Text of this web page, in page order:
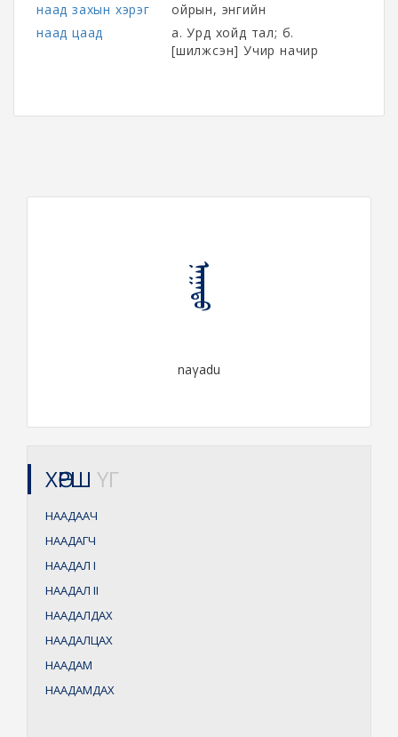
наад захын хэрэг
ойрын, энгийн
наад цаад
а. Урд хойд тал; б.
[шилжсэн] Учир начир
ᠨᠠᠭᠠᠳᠤ
naγadu
ХӨРШ ҮГ
НААДААЧ
НААДАГЧ
НААДАЛ I
НААДАЛ II
НААДАЛДАХ
НААДАЛЦАХ
НААДАМ
НААДАМДАХ